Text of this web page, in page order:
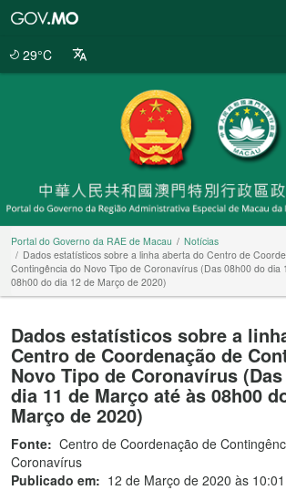
29°C
Portal do Governo da RAE de Macau
Notícias
Dados estatísticos sobre a linha aberta do Centro de
Contingência do Novo Tipo de Coronavírus (Das 08h00 do dia
08h00 do dia 12 de Março de 2020)
Dados estatísticos sobre a
Centro de Coordenação de
Novo Tipo de Coronavírus
dia 11 de Março até às 08h00
Março de 2020)
Fonte: Centro de Coordenação de
Coronavírus
Publicado em: 12 de Março de 2020 às 10:01